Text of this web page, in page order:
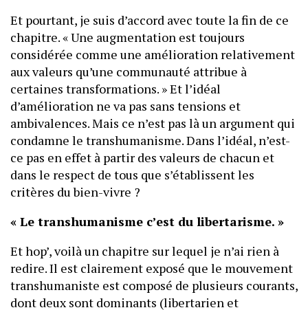
Et pourtant, je suis d’accord avec toute la fin de ce
chapitre. « Une augmentation est toujours
considérée comme une amélioration relativement
aux valeurs qu’une communauté attribue à
certaines transformations. » Et l’idéal
d’amélioration ne va pas sans tensions et
ambivalences. Mais ce n’est pas là un argument qui
condamne le transhumanisme. Dans l’idéal, n’est-
ce pas en effet à partir des valeurs de chacun et
dans le respect de tous que s’établissent les
critères du bien-vivre ?
« Le transhumanisme c’est du libertarisme. »
Et hop’, voilà un chapitre sur lequel je n’ai rien à
redire. Il est clairement exposé que le mouvement
transhumaniste est composé de plusieurs courants,
dont deux sont dominants (libertarien et